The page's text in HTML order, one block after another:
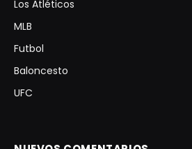
Los Atléticos
MLB
Futbol
Baloncesto
UFC